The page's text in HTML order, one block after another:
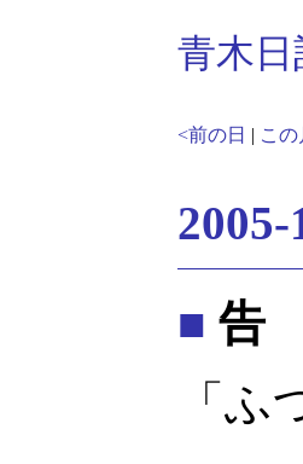
青木日
<前の日 | この
2005-
■ 告
「